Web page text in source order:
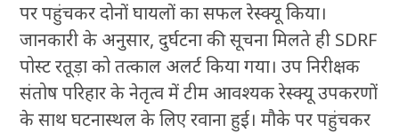
पर पहुंचकर दोनों घायलों का सफल रेस्क्यू किया।
जानकारी के अनुसार, दुर्घटना की सूचना मिलते ही SDRF
पोस्ट रतूड़ा को तत्काल अलर्ट किया गया। उप निरीक्षक
संतोष परिहार के नेतृत्व में टीम आवश्यक रेस्क्यू उपकरणों
के साथ घटनास्थल के लिए रवाना हुई। मौके पर पहुंचकर